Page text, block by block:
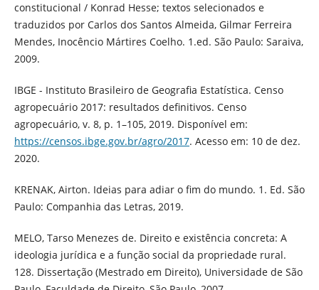
constitucional / Konrad Hesse; textos selecionados e
traduzidos por Carlos dos Santos Almeida, Gilmar Ferreira
Mendes, Inocêncio Mártires Coelho. 1.ed. São Paulo: Saraiva,
2009.
IBGE - Instituto Brasileiro de Geografia Estatística. Censo
agropecuário 2017: resultados definitivos. Censo
agropecuário, v. 8, p. 1–105, 2019. Disponível em:
https://censos.ibge.gov.br/agro/2017. Acesso em: 10 de dez.
2020.
KRENAK, Airton. Ideias para adiar o fim do mundo. 1. Ed. São
Paulo: Companhia das Letras, 2019.
MELO, Tarso Menezes de. Direito e existência concreta: A
ideologia jurídica e a função social da propriedade rural.
128. Dissertação (Mestrado em Direito), Universidade de São